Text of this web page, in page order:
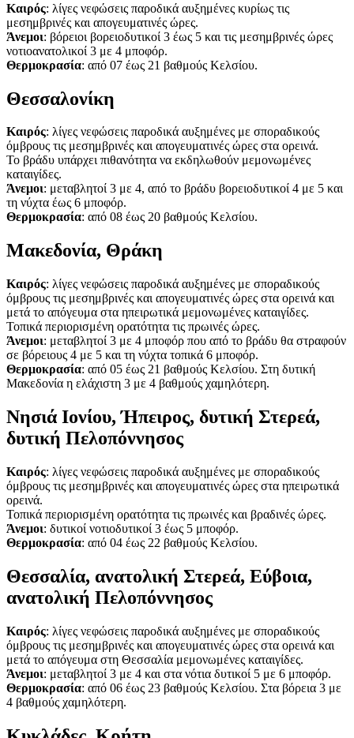
Καιρός: λίγες νεφώσεις παροδικά αυξημένες κυρίως τις
μεσημβρινές και απογευματινές ώρες.
Άνεμοι: βόρειοι βορειοδυτικοί 3 έως 5 και τις μεσημβρινές ώρες
νοτιοανατολικοί 3 με 4 μποφόρ.
Θερμοκρασία: από 07 έως 21 βαθμούς Κελσίου.
Θεσσαλονίκη
Καιρός: λίγες νεφώσεις παροδικά αυξημένες με σποραδικούς
όμβρους τις μεσημβρινές και απογευματινές ώρες στα ορεινά.
Το βράδυ υπάρχει πιθανότητα να εκδηλωθούν μεμονωμένες
καταιγίδες.
Άνεμοι: μεταβλητοί 3 με 4, από το βράδυ βορειοδυτικοί 4 με 5 και
τη νύχτα έως 6 μποφόρ.
Θερμοκρασία: από 08 έως 20 βαθμούς Κελσίου.
Μακεδονία, Θράκη
Καιρός: λίγες νεφώσεις παροδικά αυξημένες με σποραδικούς
όμβρους τις μεσημβρινές και απογευματινές ώρες στα ορεινά και
μετά το απόγευμα στα ηπειρωτικά μεμονωμένες καταιγίδες.
Τοπικά περιορισμένη ορατότητα τις πρωινές ώρες.
Άνεμοι: μεταβλητοί 3 με 4 μποφόρ που από το βράδυ θα στραφούν
σε βόρειους 4 με 5 και τη νύχτα τοπικά 6 μποφόρ.
Θερμοκρασία: από 05 έως 21 βαθμούς Κελσίου. Στη δυτική
Μακεδονία η ελάχιστη 3 με 4 βαθμούς χαμηλότερη.
Νησιά Ιονίου, Ήπειρος, δυτική Στερεά,
δυτική Πελοπόννησος
Καιρός: λίγες νεφώσεις παροδικά αυξημένες με σποραδικούς
όμβρους τις μεσημβρινές και απογευματινές ώρες στα ηπειρωτικά
ορεινά.
Τοπικά περιορισμένη ορατότητα τις πρωινές και βραδινές ώρες.
Άνεμοι: δυτικοί νοτιοδυτικοί 3 έως 5 μποφόρ.
Θερμοκρασία: από 04 έως 22 βαθμούς Κελσίου.
Θεσσαλία, ανατολική Στερεά, Εύβοια,
ανατολική Πελοπόννησος
Καιρός: λίγες νεφώσεις παροδικά αυξημένες με σποραδικούς
όμβρους τις μεσημβρινές και απογευματινές ώρες στα ορεινά και
μετά το απόγευμα στη Θεσσαλία μεμονωμένες καταιγίδες.
Άνεμοι: μεταβλητοί 3 με 4 και στα νότια δυτικοί 5 με 6 μποφόρ.
Θερμοκρασία: από 06 έως 23 βαθμούς Κελσίου. Στα βόρεια 3 με
4 βαθμούς χαμηλότερη.